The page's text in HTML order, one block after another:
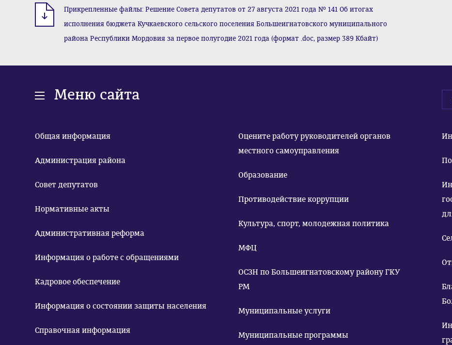
Прикрепленные файлы: Решение Совета депутатов от 27 августа 2021 года № 141 Об итогах
исполнения бюджета Кучкаевского сельского поселения Большеигнатовского муниципального
района Республики Мордовия за первое полугодие 2021 года (формат .doc, размер 389 Кбайт)
Меню сайта
Общая информация
Администрация района
Совет депутатов
Нормативные акты
Административная реформа
Информация о работе с обращениями
Кадровое обеспечение
Информация о состоянии защиты населения
Справочная информация
Оцените работу руководителей органов
местного самоуправления
Образование
Противодействие коррупции
Культура, спорт, молодежная политика
МФЦ
ОСЗН по Большеигнатовскому району ГКУ
РМ
Муниципальные услуги
Муниципальные программы